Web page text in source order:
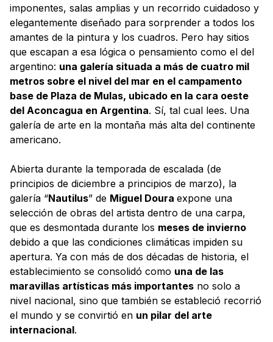
imponentes, salas amplias y un recorrido cuidadoso y
elegantemente diseñado para sorprender a todos los
amantes de la pintura y los cuadros. Pero hay sitios
que escapan a esa lógica o pensamiento como el del
argentino: una galería situada a más de cuatro mil
metros sobre el nivel del mar en el campamento
base de Plaza de Mulas, ubicado en la cara oeste
del Aconcagua en Argentina. Sí, tal cual lees. Una
galería de arte en la montaña más alta del continente
americano.
Abierta durante la temporada de escalada (de
principios de diciembre a principios de marzo), la
galería “Nautilus” de Miguel Doura expone una
selección de obras del artista dentro de una carpa,
que es desmontada durante los meses de invierno
debido a que las condiciones climáticas impiden su
apertura. Ya con más de dos décadas de historia, el
establecimiento se consolidó como una de las
maravillas artísticas más importantes no solo a
nivel nacional, sino que también se estableció recorrió
el mundo y se convirtió en un pilar del arte
internacional.